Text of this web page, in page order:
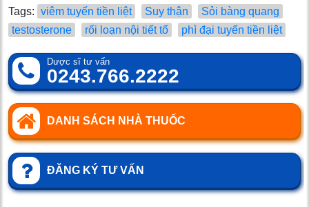
Tags: viêm tuyến tiền liệt Suy thận
Sỏi bàng quang
testosterone
rối loạn nội tiết tố phì đại tuyến tiền liệt
Dược sĩ tư vấn
0243.766.2222
DANH SÁCH NHÀ THUỐC
ĐĂNG KÝ TƯ VẤN